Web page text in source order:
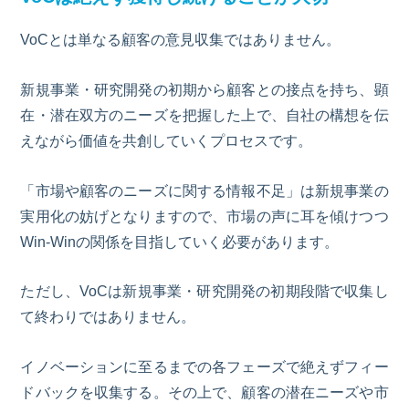
VoCとは単なる顧客の意見収集ではありません。
新規事業・研究開発の初期から顧客との接点を持ち、顕
在・潜在双方のニーズを把握した上で、自社の構想を伝
えながら価値を共創していくプロセスです。
「市場や顧客のニーズに関する情報不足」は新規事業の
実用化の妨げとなりますので、市場の声に耳を傾けつつ
Win-Winの関係を目指していく必要があります。
ただし、VoCは新規事業・研究開発の初期段階で収集し
て終わりではありません。
イノベーションに至るまでの各フェーズで絶えずフィー
ドバックを収集する。その上で、顧客の潜在ニーズや市